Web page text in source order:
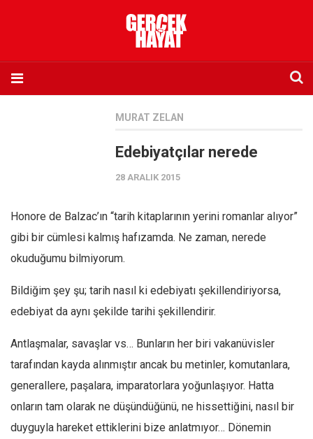
Eksik sayıların temini
Twitter
Facebook
Instagram
YouTube
Editörden
MURAT ZELAN
Edebiyatçılar nerede
28 ARALIK 2015
Honore de Balzac’ın “tarih kitaplarının yerini romanlar alıyor”
gibi bir cümlesi kalmış hafızamda. Ne zaman, nerede
okuduğumu bilmiyorum.
Bildiğim şey şu; tarih nasıl ki edebiyatı şekillendiriyorsa,
edebiyat da aynı şekilde tarihi şekillendirir.
Antlaşmalar, savaşlar vs… Bunların her biri vakanüvisler
tarafından kayda alınmıştır ancak bu metinler, komutanlara,
generallere, paşalara, imparatorlara yoğunlaşıyor. Hatta
onların tam olarak ne düşündüğünü, ne hissettiğini, nasıl bir
duyguyla hareket ettiklerini bize anlatmıyor… Dönemin